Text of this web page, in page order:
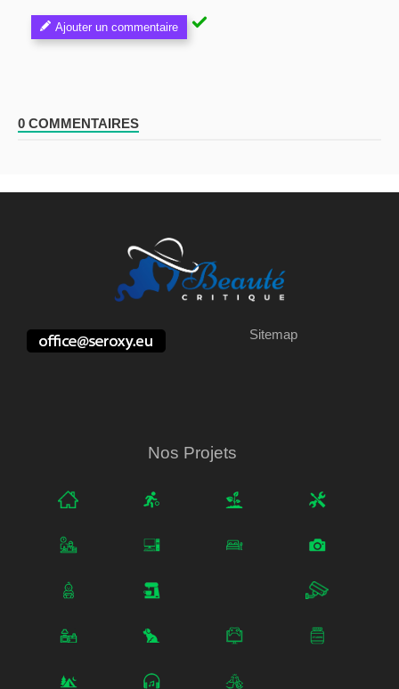
Ajouter un commentaire
0 COMMENTAIRES
Sitemap
Nos Projets